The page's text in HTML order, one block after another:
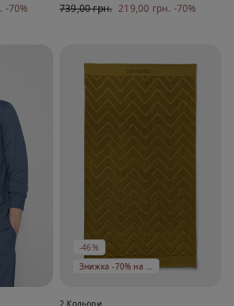
-70%
739,00 грн. 219,00 грн. -70%
-46%
2 Кольори